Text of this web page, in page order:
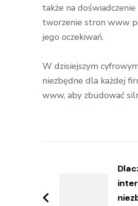
także na
tworzenie stron www
jego oczekiwań.
W dzisiejszym
niezbędne dla każdej
www, aby zbudować